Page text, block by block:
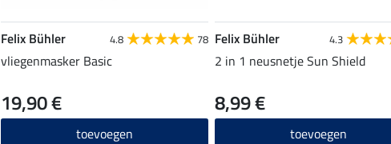
Felix Bühler 4.8 78
vliegenmasker Basic
19,90 €
toevoegen
Felix Bühler 4.3
2 in 1 neusnetje Sun Shield
8,99 €
toevoegen